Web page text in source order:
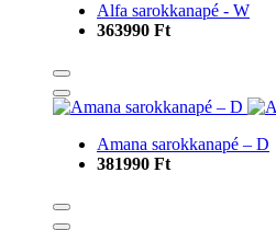
Alfa sarokkanapé - W
363990 Ft
Amana sarokkanapé – D
381990 Ft